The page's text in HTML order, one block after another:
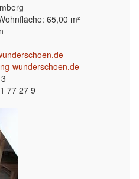
65,00 m²
wunderschoen.de
77 27 9